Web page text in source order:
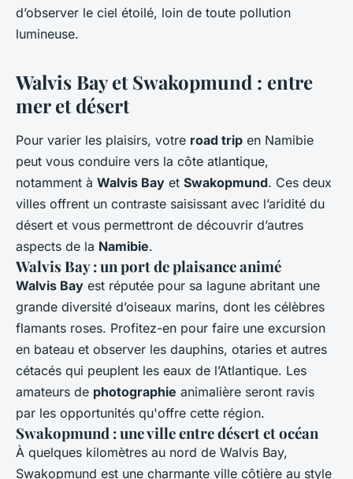
d’observer le ciel étoilé, loin de toute pollution
lumineuse.
Walvis Bay et Swakopmund : entre
mer et désert
Pour varier les plaisirs, votre road trip en Namibie
peut vous conduire vers la côte atlantique,
notamment à Walvis Bay et Swakopmund. Ces deux
villes offrent un contraste saisissant avec l’aridité du
désert et vous permettront de découvrir d’autres
aspects de la Namibie.
Walvis Bay : un port de plaisance animé
Walvis Bay est réputée pour sa lagune abritant une
grande diversité d’oiseaux marins, dont les célèbres
flamants roses. Profitez-en pour faire une excursion
en bateau et observer les dauphins, otaries et autres
cétacés qui peuplent les eaux de l’Atlantique. Les
amateurs de photographie animalière seront ravis
par les opportunités qu'offre cette région.
Swakopmund : une ville entre désert et océan
À quelques kilomètres au nord de Walvis Bay,
Swakopmund est une charmante ville côtière au style